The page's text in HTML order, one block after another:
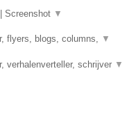
Screenshot ▼
flyers, blogs, columns, ▼
verhalenverteller, schrijver ▼